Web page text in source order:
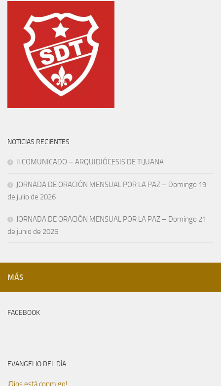
NOTICIAS RECIENTES
II COMUNICADO – ARQUIDIÓCESIS DE TIJUANA
JORNADA DE ORACIÓN MENSUAL POR LA PAZ – Domingo 19
de julio de 2026
JORNADA DE ORACIÓN MENSUAL POR LA PAZ – Domingo 21
de junio de 2026
MÁS
FACEBOOK
EVANGELIO DEL DÍA
¡Dios está conmigo!